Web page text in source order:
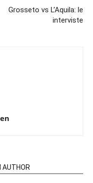
Grosseto vs L’Aquila: le
interviste
AUTHOR